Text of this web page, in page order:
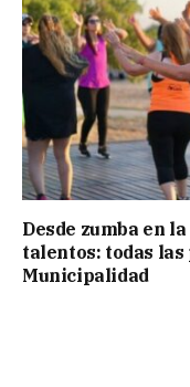
Desde zumba en
talentos: todas
Municipalidad